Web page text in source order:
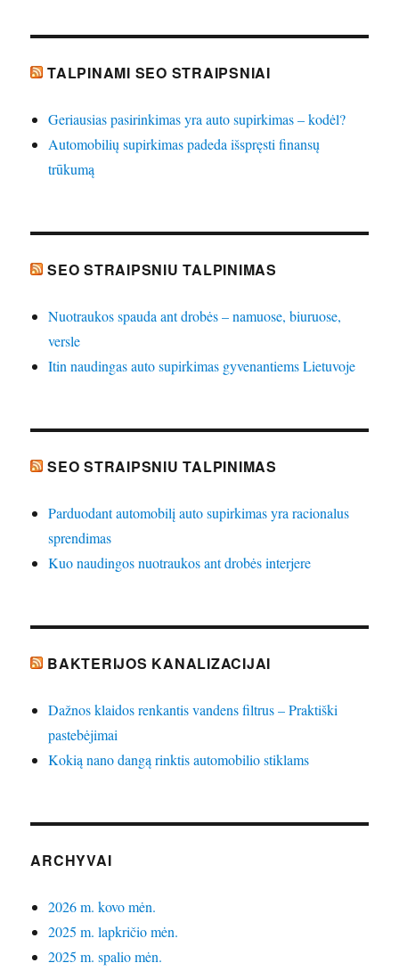
TALPINAMI SEO STRAIPSNIAI
Geriausias pasirinkimas yra auto supirkimas – kodėl?
Automobilių supirkimas padeda išspręsti finansų
trūkumą
SEO STRAIPSNIU TALPINIMAS
Nuotraukos spauda ant drobės – namuose, biuruose,
versle
Itin naudingas auto supirkimas gyvenantiems Lietuvoje
SEO STRAIPSNIU TALPINIMAS
Parduodant automobilį auto supirkimas yra racionalus
sprendimas
Kuo naudingos nuotraukos ant drobės interjere
BAKTERIJOS KANALIZACIJAI
Dažnos klaidos renkantis vandens filtrus – Praktiški
pastebėjimai
Kokią nano dangą rinktis automobilio stiklams
ARCHYVAI
2026 m. kovo mėn.
2025 m. lapkričio mėn.
2025 m. spalio mėn.